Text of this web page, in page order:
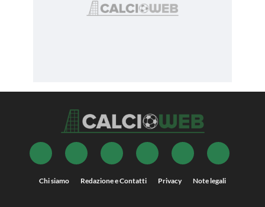
Chi siamo Redazione e Contatti Privacy Note legali